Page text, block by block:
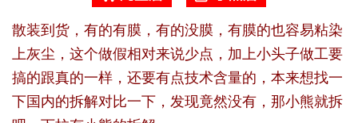
散装到货，有的有膜，有的没膜，有膜的也容易粘染
上灰尘，这个做假相对来说少点，加上小头子做工要
搞的跟真的一样，还要有点技术含量的，本来想找一
下国内的拆解对比一下，发现竟然没有，那小熊就拆